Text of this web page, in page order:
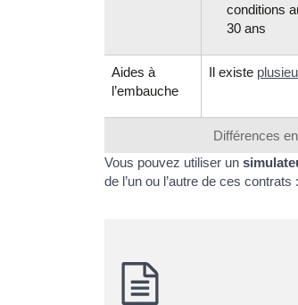
Différences
conditions
30 ans
Aides à
l’embauche
Il existe
Vous pouvez utiliser un
de l’un ou l’autre de ces contrats :